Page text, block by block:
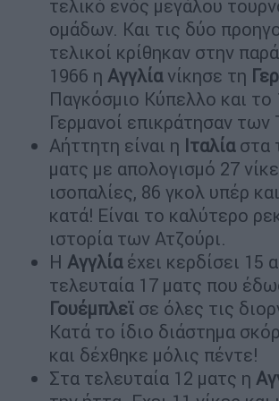
τελικό ενός μεγάλου
ομάδων. Και τις δύο
τελικοί κρίθηκαν στην
1966 η Αγγλία νίκησε τη
Παγκόσμιο Κύπελλο και το
Γερμανοί επικράτησαν των
Αήττητη είναι η Ιταλία στα
ματς με απολογισμό 27
ισοπαλίες, 86 γκολ υπέρ
κατά! Είναι το καλύτερο
ιστορία των Ατζούρι.
Η Αγγλία έχει κερδίσει 15
τελευταία 17 ματς που
Γουέμπλεϊ σε όλες τις
Κατά το ίδιο διάστημα
και δέχθηκε μόλις πέντε!
Στα τελευταία 12 ματς η